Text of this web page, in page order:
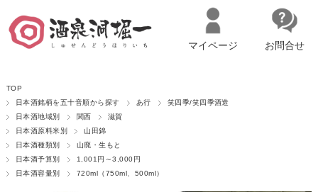
マイページへログイン カートをみる
マイページ お問合せ
TOP
日本酒銘柄を五十音順から探す
あ行
笑四季/笑四季酒造
日本酒地域別
関西
滋賀
日本酒原料米別
山田錦
日本酒種類別
山廃・生もと
日本酒予算別
1,001円～3,000円
日本酒容量別
720ml（750ml、500ml）